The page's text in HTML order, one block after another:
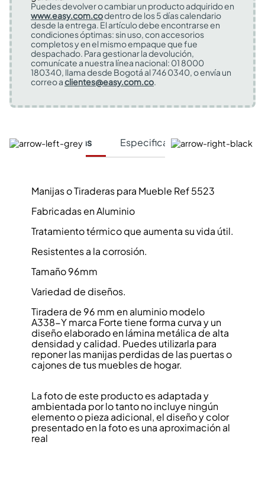
Puedes devolver o cambiar un producto adquirido en
www.easy.com.codentro de los 5 días calendario
desde la entrega. El artículo debe encontrarse en
condiciones óptimas: sin uso, con accesorios
completos y en el mismo empaque que fue
despachado. Para gestionar la devolución,
comunícate a nuestra línea nacional: 01 8000
180340, llama desde Bogotá al 746 0340, o envía un
correo aclientes@easy.com.co.
Características Especificaciones Técnicas
Manijas o Tiraderas para Mueble Ref 5523
Fabricadas en Aluminio
Tratamiento térmico que aumenta su vida útil.
Resistentes a la corrosión.
Tamaño 96mm
Variedad de diseños.
Tiradera de 96 mm en aluminio modelo
A338-Y marca Forte tiene forma curva y un
diseño elaborado en lámina metálica de alta
densidad y calidad. Puedes utilizarla para
reponer las manijas perdidas de las puertas o
cajones de tus muebles de hogar.
La foto de este producto es adaptada y
ambientada por lo tanto no incluye ningún
elemento o pieza adicional, el diseño y color
presentado en la foto es una aproximación al
real